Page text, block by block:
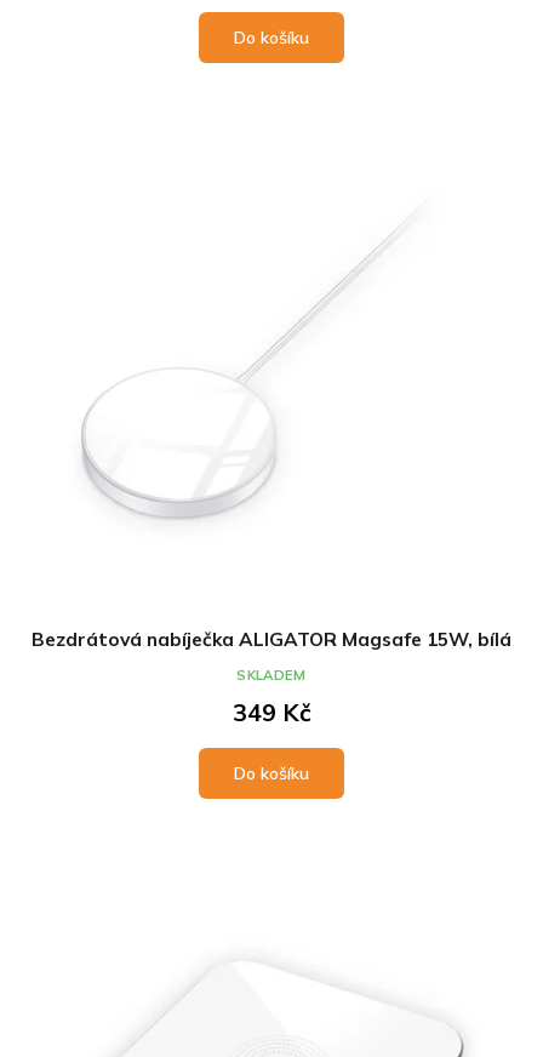
Do košíku
Bezdrátová nabíječka ALIGATOR Magsafe 15W, bílá
349 Kč
Do košíku
SKLADEM